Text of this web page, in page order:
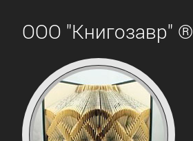
ООО "Книгозавр" ®